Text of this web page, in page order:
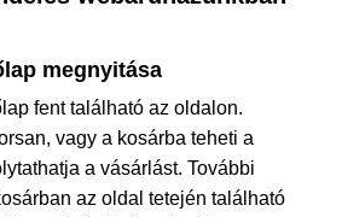
fent található az oldalon.
vagy a kosárba teheti a
a vásárlást. További
az oldal tetején található